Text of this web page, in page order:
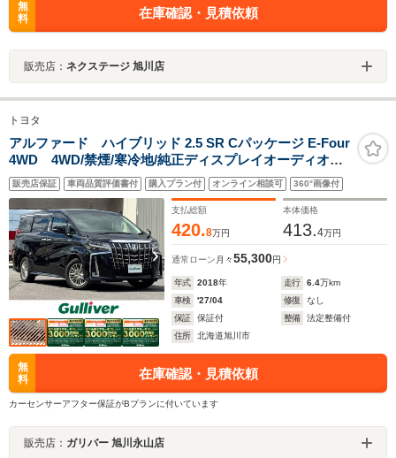
無
料
在庫確認・見積依頼
販売店： ネクステージ 旭川店
トヨタ
アルファード ハイブリッド 2.5 SR Cパッケージ E-Four
4WD 4WD/禁煙/寒冷地/純正ディスプレイオーディオナ
ビ/CD/DVD/BT/TV/SD/USB/JBLサウンド/両側パワースラ
イドドア/電動リアゲート/前席二列目シートヒーター/前席
シートヒーター
販売店保証 車両品質評価書付 購入プラン付 オンライン相談可 360°画像付
支払総額
420.8万円
本体価格
413.4万円
通常ローン 月々55,300円
年式 2018年 走行 6.4万km
車検
'27/04 修復
なし
保証
保証付 整備
法定整備付
住所
北海道旭川市
無
料
在庫確認・見積依頼
カーセンサーアフター保証がBプランに付いています
販売店： ガリバー 旭川永山店